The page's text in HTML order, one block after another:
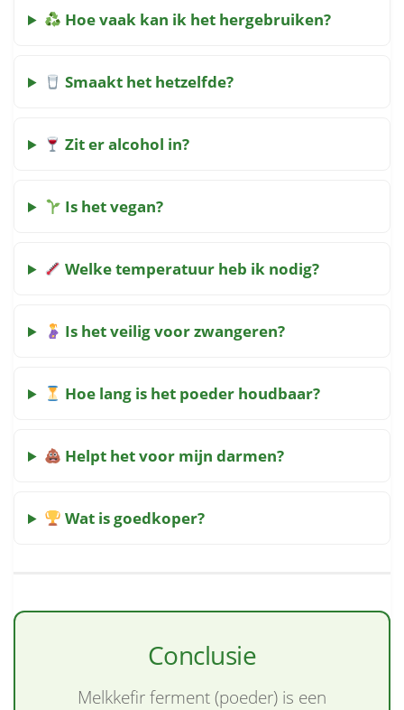
Hoe vaak kan ik het hergebruiken?
Smaakt het hetzelfde?
Zit er alcohol in?
Is het vegan?
Welke temperatuur heb ik nodig?
Is het veilig voor zwangeren?
Hoe lang is het poeder houdbaar?
Helpt het voor mijn darmen?
Wat is goedkoper?
Conclusie
Melkkefir ferment (poeder) is een